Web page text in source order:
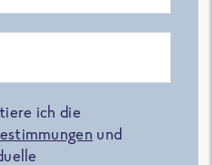
ich die
und